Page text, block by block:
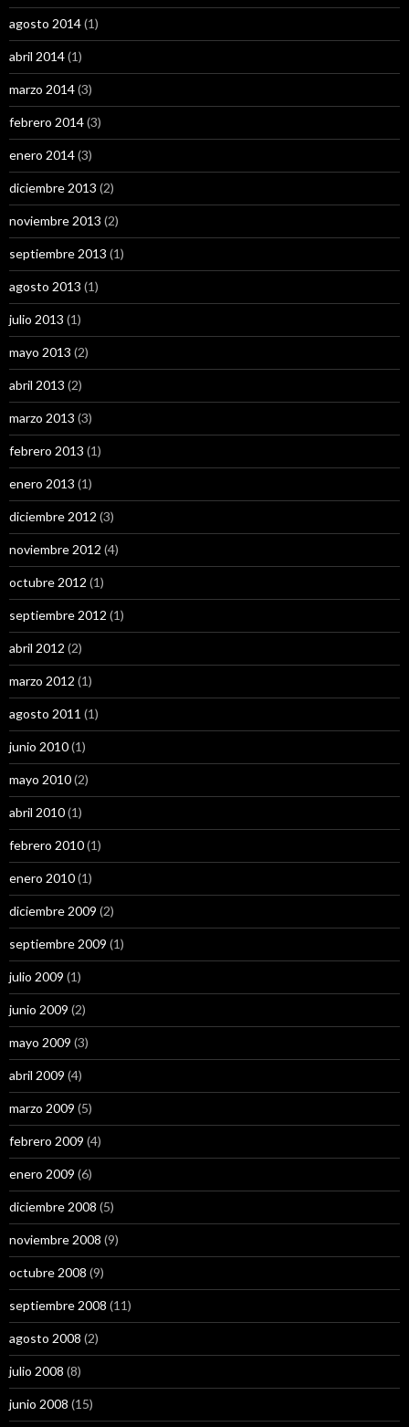
agosto 2014(1)
abril 2014(1)
marzo 2014(3)
febrero 2014(3)
enero 2014(3)
diciembre 2013 (2)
noviembre 2013 (2)
septiembre 2013 (1)
agosto 2013 (1)
julio 2013 (1)
mayo 2013 (2)
abril 2013 (2)
marzo 2013 (3)
febrero 2013 (1)
enero 2013 (1)
diciembre 2012 (3)
noviembre 2012 (4)
octubre 2012 (1)
septiembre 2012 (1)
abril 2012 (2)
marzo 2012 (1)
agosto 2011 (1)
junio 2010(1)
mayo 2010(2)
abril 2010(1)
febrero 2010(1)
enero 2010(1)
diciembre 2009 (2)
septiembre 2009 (1)
julio 2009 (1)
junio 2009 (2)
mayo 2009 (3)
abril 2009 (4)
marzo 2009 (5)
febrero 2009 (4)
enero 2009 (6)
diciembre 2008 (5)
noviembre 2008 (9)
octubre 2008 (9)
septiembre 2008 (11)
agosto 2008 (2)
julio 2008 (8)
junio 2008 (15)